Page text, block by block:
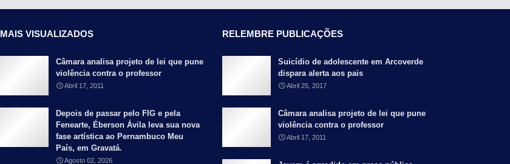
MAIS VISUALIZADOS
Câmara analisa projeto de lei que pune
violência contra o professor
Abril 17, 2011
Depois de passar pelo FIG e pela
Fenearte, Éberson Ávila leva sua nova
fase artística ao Pernambuco Meu
País, em Gravatá.
Agosto 02, 2026
RELEMBRE PUBLICAÇÕES
Suicídio de adolescente em Arcoverde
dispara alerta aos pais
Abril 25, 2017
Câmara analisa projeto de lei que pune
violência contra o professor
Abril 17, 2011